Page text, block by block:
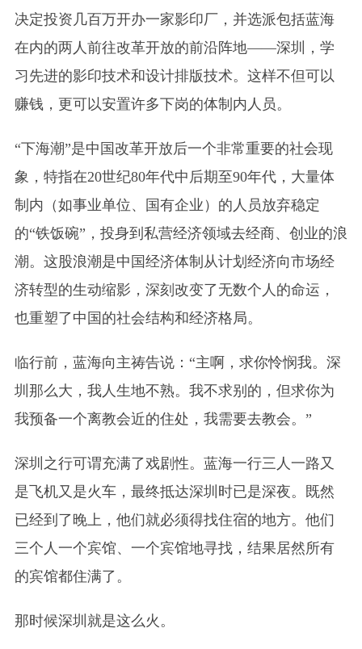
决定投资几百万开办一家影印厂，并选派包括蓝海
在内的两人前往改革开放的前沿阵地——深圳，学
习先进的影印技术和设计排版技术。这样不但可以
赚钱，更可以安置许多下岗的体制内人员。
“下海潮”是中国改革开放后一个非常重要的社会现
象，特指在20世纪80年代中后期至90年代，大量体
制内（如事业单位、国有企业）的人员放弃稳定
的“铁饭碗”，投身到私营经济领域去经商、创业的浪
潮。这股浪潮是中国经济体制从计划经济向市场经
济转型的生动缩影，深刻改变了无数个人的命运，
也重塑了中国的社会结构和经济格局。
临行前，蓝海向主祷告说：“主啊，求你怜悯我。深
圳那么大，我人生地不熟。我不求别的，但求你为
我预备一个离教会近的住处，我需要去教会。”
深圳之行可谓充满了戏剧性。蓝海一行三人一路又
是飞机又是火车，最终抵达深圳时已是深夜。既然
已经到了晚上，他们就必须得找住宿的地方。他们
三个人一个宾馆、一个宾馆地寻找，结果居然所有
的宾馆都住满了。
那时候深圳就是这么火。